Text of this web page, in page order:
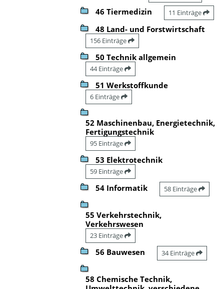
46 Tiermedizin 11 Einträge
48 Land- und Forstwirtschaft
156 Einträge
50 Technik allgemein
44 Einträge
51 Werkstoffkunde
6 Einträge
52 Maschinenbau, Energietechnik,
Fertigungstechnik
95 Einträge
53 Elektrotechnik
59 Einträge
54 Informatik 58 Einträge
55 Verkehrstechnik,
Verkehrswesen
23 Einträge
56 Bauwesen 34 Einträge
58 Chemische Technik,